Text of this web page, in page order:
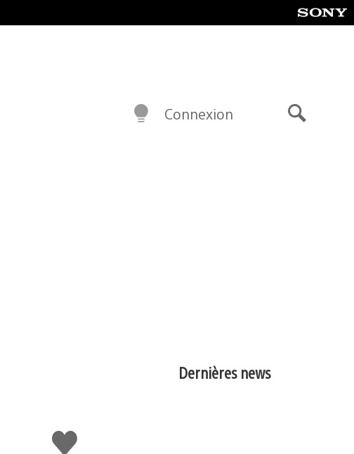
Connexion
J'aime
Dernières news